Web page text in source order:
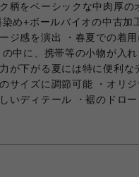
柄をベーシックな中肉厚
め+ボールバイオの中古加
ジ感を演出 ・春夏での着
中に、携帯等の小物が入
が下がる夏には特に便利な
サイズに調節可能 ・オリ
いディテール ・裾のドロ